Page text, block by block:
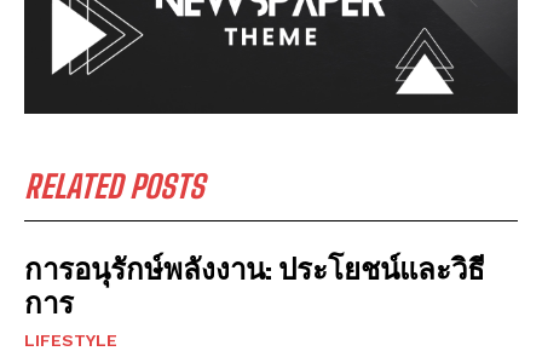
RELATED POSTS
การอนุรักษ์พลังงาน: ประโยชน์และวิธี
การ
LIFESTYLE